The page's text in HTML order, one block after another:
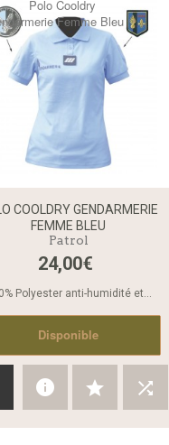
COOLDRY GENDARMERIE
FEMME BLEU
Patrol
24,00€
Polyester anti-humidité et...
Disponible